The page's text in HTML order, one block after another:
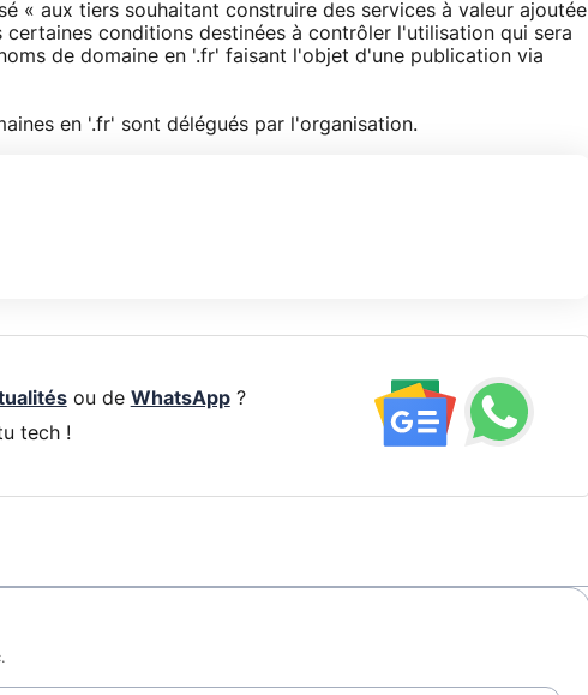
« aux tiers souhaitant construire des services à valeur ajoutée
conditions destinées à contrôler l'utilisation qui sera
de domaine en '.fr' faisant l'objet d'une publication via
en '.fr' sont délégués par l'organisation.
ou de WhatsApp?
tech !